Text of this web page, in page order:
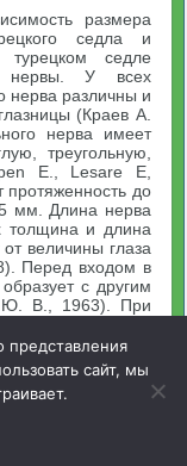
размера
седла и
седле
нервы. У всех
нерва различны и
(Краев А.
нерва имеет
треугольную,
Е., Lesare Е,
протяженность до
мм. Длина нерва
толщина и длина
величины глаза
Перед входом в
с другим
Ю. В., 1963). При
поступает в
нерва.
в сторону мозга
Ж., 1968).
в нервной ткани,
представления
сайт, мы